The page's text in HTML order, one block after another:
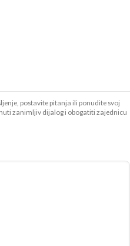
postavite pitanja ili ponudite svoj
zanimljiv dijalog i obogatiti zajednicu